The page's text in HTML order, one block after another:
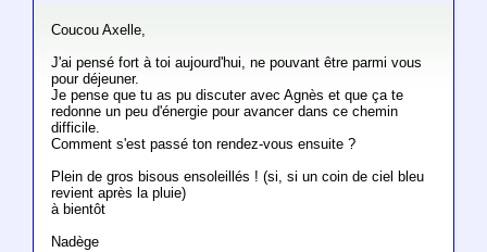
Coucou Axelle,
J'ai pensé fort à toi aujourd'hui, ne pouvant être parmi vous
pour déjeuner.
Je pense que tu as pu discuter avec Agnès et que ça te
redonne un peu d'énergie pour avancer dans ce chemin
difficile.
Comment s'est passé ton rendez-vous ensuite ?
Plein de gros bisous ensoleillés ! (si, si un coin de ciel bleu
revient après la pluie)
à bientôt
Nadège